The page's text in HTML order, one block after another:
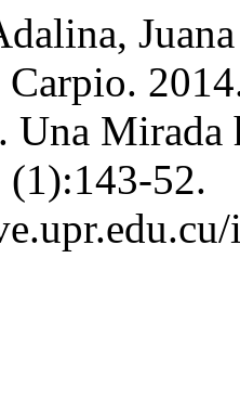
Carpio.
Una
(1):143-52.